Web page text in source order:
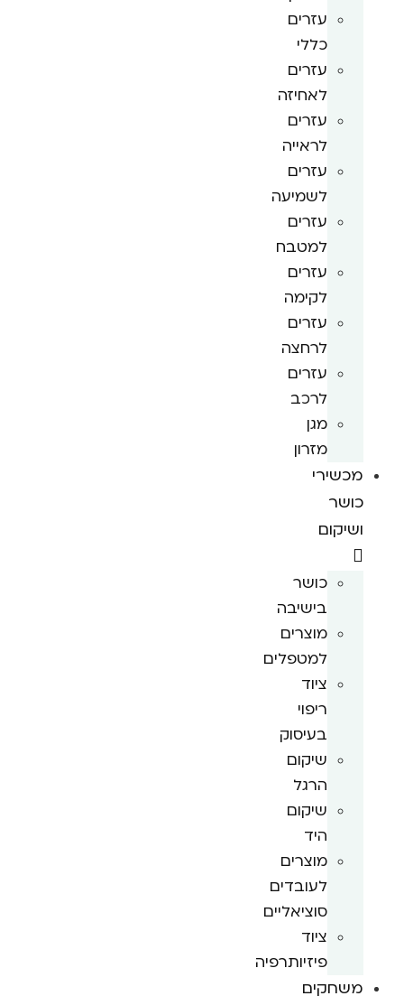
עזרים
כללי
עזרים
לאחיזה
עזרים
לראייה
עזרים
לשמיעה
עזרים
למטבח
עזרים
לקימה
עזרים
לרחצה
עזרים
לרכב
מגן
מזרון
מכשירי
כושר
ושיקום
כושר
בישיבה
מוצרים
למטפלים
ציוד
ריפוי
בעיסוק
שיקום
הרגל
שיקום
היד
מוצרים
לעובדים
סוציאליים
ציוד
פיזיותרפיה
משחקים